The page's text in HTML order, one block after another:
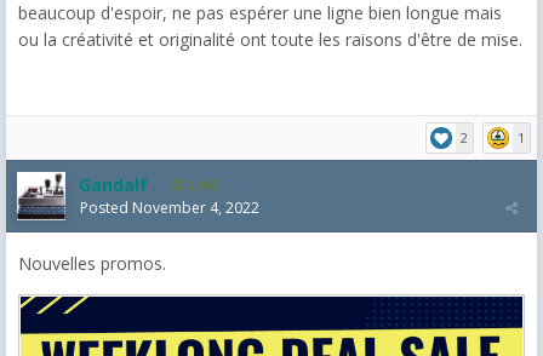
beaucoup d'espoir, ne pas espérer une ligne bien longue mais
ou la créativité et originalité ont toute les raisons d'être de mise.
2 1
Gandalf 2,463
Posted November 4, 2022
Nouvelles promos.